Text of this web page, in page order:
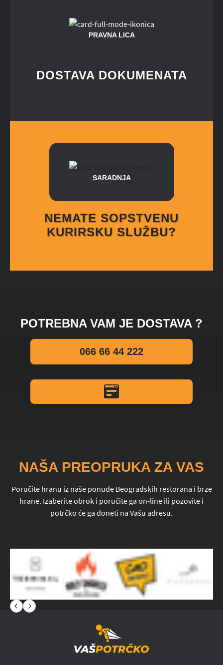
PRAVNA LICA
DOSTAVA DOKUMENATA
SARADNJA
NEMATE SOPSTVENU
KURIRSKU SLUŽBU?
POTREBNA VAM JE DOSTAVA ?
066 66 44 222
NAŠA PREOPRUKA ZA VAS
Poručite hranu iz naše ponude Beogradskih restorana i brze
hrane. Izaberite obrok i poručite ga on-line ili pozovite i
potrčko će ga doneti na Vašu adresu.